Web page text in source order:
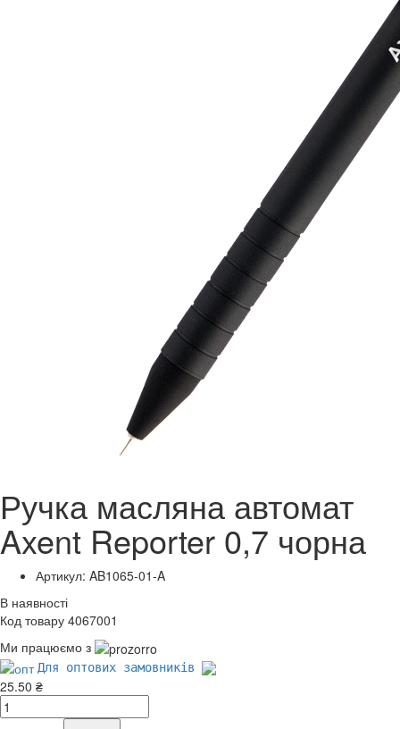
Ручка масляна автомат
Axent Reporter 0,7 чорна
Артикул: AB1065-01-A
В наявності
Код товару 4067001
Ми працюємо з
Для оптових замовників
25.50 ₴